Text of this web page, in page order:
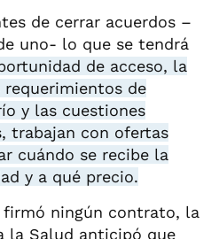
de cerrar acuerdos –
uno- lo que se tendrá
de acceso, la
de
y las cuestiones
trabajan con ofertas
cuándo se recibe la
y a qué precio.
firmó ningún contrato, la
la Salud anticipó que